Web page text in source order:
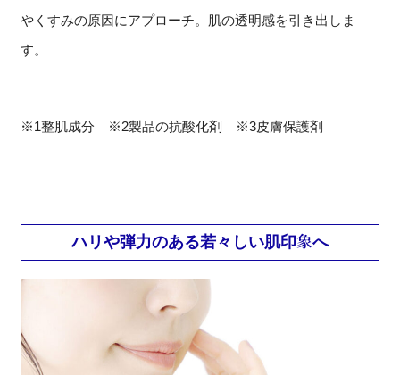
やくすみの原因にアプローチ。肌の透明感を引き出しま
す。
※1整肌成分 ※2製品の抗酸化剤 ※3皮膚保護剤
ハリや弾力のある若々しい肌印象へ